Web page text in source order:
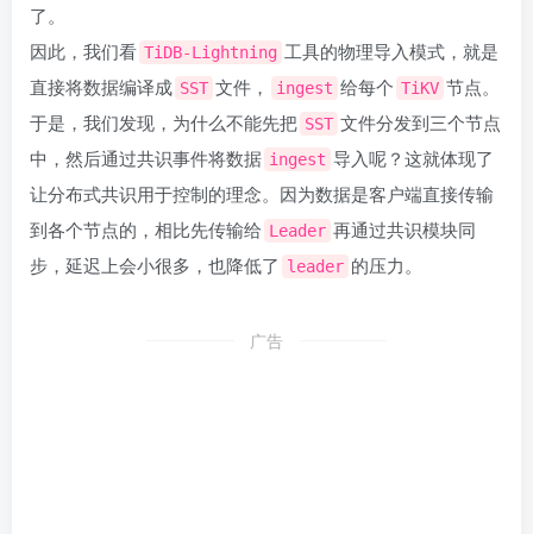
了。
因此，我们看 TiDB-Lightning 工具的物理导入模式，就是
直接将数据编译成 SST 文件， ingest 给每个 TiKV 节点。
于是，我们发现，为什么不能先把 SST 文件分发到三个节点
中，然后通过共识事件将数据 ingest 导入呢？这就体现了
让分布式共识用于控制的理念。因为数据是客户端直接传输
到各个节点的，相比先传输给 Leader 再通过共识模块同
步，延迟上会小很多，也降低了 leader 的压力。
广告